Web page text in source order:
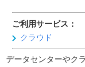
ご利用サービス：
クラウド
データセンターやク